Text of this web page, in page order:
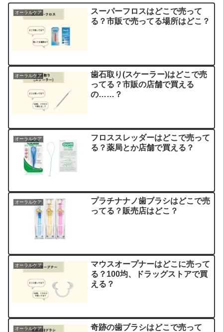
オーラルケア
スーパーフロスはどこで売って
る？市販で売ってる場所はどこ？
オーラルケア
歯石取り(スケーラー)はどこで売
ってる？市販の店舗で買える
の……？
オーラルケア
フロススレッダーはどこで売って
る？薬局とか店舗で買える？
オーラルケア
プラチナナノ歯ブラシはどこで売
ってる？販売店はどこ？
オーラルケア
マウスオープナーはどこに売って
る？100均、ドラッグストアで買
える？
オーラルケア
奇跡の歯ブラシはどこで売って